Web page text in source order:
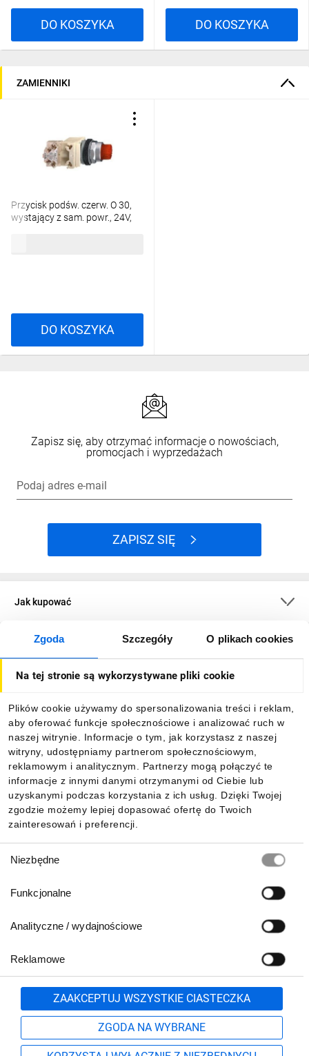
Zgoda Szczegóły O plikach cookies
Na tej stronie są wykorzystywane pliki cookie
Plików cookie używamy do spersonalizowania treści i reklam,
aby oferować funkcje społecznościowe i analizować ruch w
naszej witrynie. Informacje o tym, jak korzystasz z naszej
witryny, udostępniamy partnerom społecznościowym,
reklamowym i analitycznym. Partnerzy mogą połączyć te
informacje z innymi danymi otrzymanymi od Ciebie lub
uzyskanymi podczas korzystania z ich usług. Dzięki Twojej
zgodzie możemy lepiej dopasować ofertę do Twoich
zainteresowań i preferencji.
zgody
Niezbędne
Funkcjonalne
Analityczne / wydajnościowe
Reklamowe
ZAAKCEPTUJ WSZYSTKIE CIASTECZKA
ZGODA NA WYBRANE
DO KOSZYKA DO KOSZYKA
ZAMIENNIKI
Przycisk podśw. czerw. O 30,
wystający z sam. powr., 24V,
DO KOSZYKA
Zapisz się, aby otrzymać informacje o nowościach,
promocjach i wyprzedażach
Podaj adres e-mail
ZAPISZ SIĘ
Jak kupować
O firmie
Informacje
Pobierz naszą aplikację mobilną:
801 500 700 lub
71 37 61 600
Formularz kontaktowy